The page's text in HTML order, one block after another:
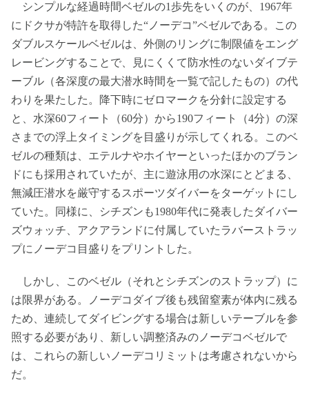
シンプルな経過時間ベゼルの1歩先をいくのが、1967年
にドクサが特許を取得した“ノーデコ”ベゼルである。この
ダブルスケールベゼルは、外側のリングに制限値をエング
レービングすることで、見にくくて防水性のないダイブテ
ーブル（各深度の最大潜水時間を一覧で記したもの）の代
わりを果たした。降下時にゼロマークを分針に設定する
と、水深60フィート（60分）から190フィート（4分）の深
さまでの浮上タイミングを目盛りが示してくれる。このベ
ゼルの種類は、エテルナやホイヤーといったほかのブラン
ドにも採用されていたが、主に遊泳用の水深にとどまる、
無減圧潜水を厳守するスポーツダイバーをターゲットにし
ていた。同様に、シチズンも1980年代に発表したダイバー
ズウォッチ、アクアランドに付属していたラバーストラッ
プにノーデコ目盛りをプリントした。
しかし、このベゼル（それとシチズンのストラップ）に
は限界がある。ノーデコダイブ後も残留窒素が体内に残る
ため、連続してダイビングする場合は新しいテーブルを参
照する必要があり、新しい調整済みのノーデコベゼルで
は、これらの新しいノーデコリミットは考慮されないから
だ。